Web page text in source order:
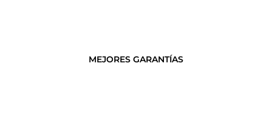
MEJORES GARANTÍAS